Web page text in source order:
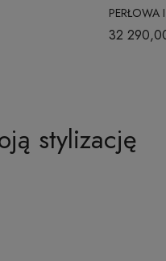
PERŁOWA
32
stylizację